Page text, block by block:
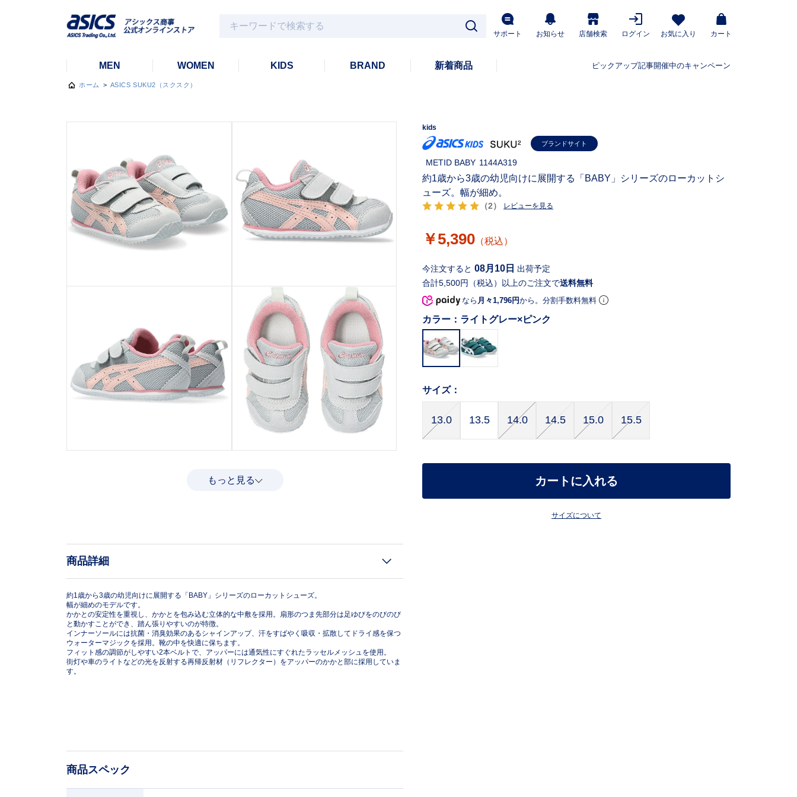
サポート お知らせ 店舗検索 ログイン お気に入り カート
MEN WOMEN KIDS BRAND 新着商品 ピックアップ記事開催中のキャンペーン
ホーム > ASICS SUKU2（スクスク）
もっと見る
商品詳細
約1歳から3歳の幼児向けに展開する「BABY」シリーズのローカットシューズ。
幅が細めのモデルです。
かかとの安定性を重視し、かかとを包み込む立体的な中敷を採用。扇形のつま先部分は足ゆびをのびのび
と動かすことができ、踏ん張りやすいのが特徴。
インナーソールには抗菌・消臭効果のあるシャインアップ、汗をすばやく吸収・拡散してドライ感を保つ
ウォーターマジックを採用。靴の中を快適に保ちます。
フィット感の調節がしやすい2本ベルトで、アッパーには通気性にすぐれたラッセルメッシュを使用。
街灯や車のライトなどの光を反射する再帰反射材（リフレクター）をアッパーのかかと部に採用していま
す。
商品スペック
kids
ブランドサイト
METID BABY 1144A319
（2） レビューを見る
約1歳から3歳の幼児向けに展開する「BABY」シリーズのローカットシ
ューズ。幅が細め。
￥5,390 （税込）
合計5,500円（税込）以上のご注文で送料無料
今注文すると 08月10日 出荷予定
なら 月々1,796円から。分割手数料無料
カラー： ライトグレー×ピンク
サイズ：
13.0 13.5 14.0 14.5 15.0 15.5
カートに入れる
サイズについて